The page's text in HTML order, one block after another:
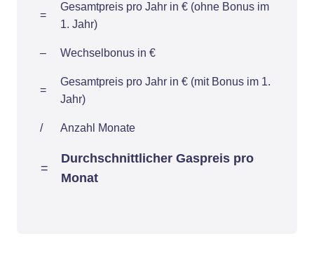
=
Gesamtpreis pro Jahr in € (ohne Bonus im
1. Jahr)
– Wechselbonus in €
=
Gesamtpreis pro Jahr in € (mit Bonus im 1.
Jahr)
/ Anzahl Monate
=
Durchschnittlicher Gaspreis pro
Monat